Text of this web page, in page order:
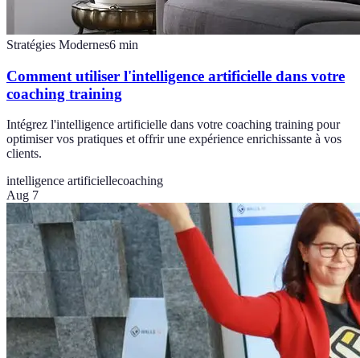
Stratégies Modernes6 min
Comment utiliser l'intelligence artificielle dans votre
coaching training
Intégrez l'intelligence artificielle dans votre coaching training pour
optimiser vos pratiques et offrir une expérience enrichissante à vos
clients.
intelligence artificiellecoaching
Aug 7